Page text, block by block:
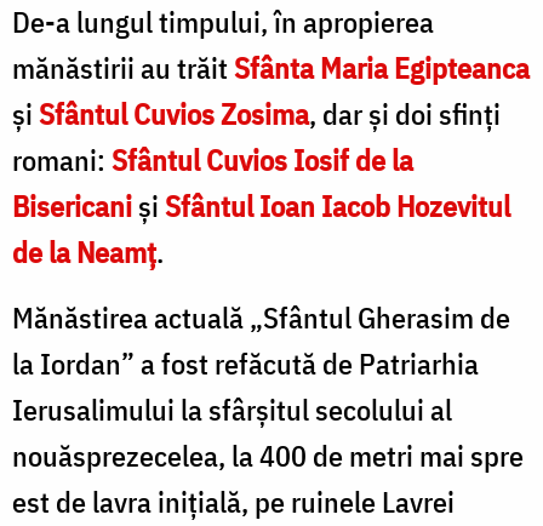
De-a lungul timpului, în apropierea
mănăstirii au trăitSfânta Maria Egipteanca
şiSfântul Cuvios Zosima, dar şi doi sfinţi
romani: Sfântul Cuvios Iosif de la
BisericanişiSfântul Ioan Iacob Hozevitul
de la Neamţ.
Mănăstirea actuală „Sfântul Gherasim de
la Iordan” a fost refăcută de Patriarhia
Ierusalimului la sfârşitul secolului al
nouăsprezecelea, la 400 de metri mai spre
est de lavra iniţială, pe ruinele Lavrei